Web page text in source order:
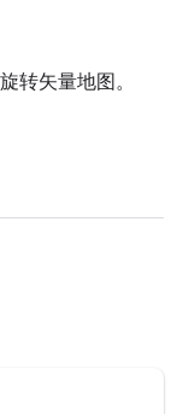
转矢量地图。